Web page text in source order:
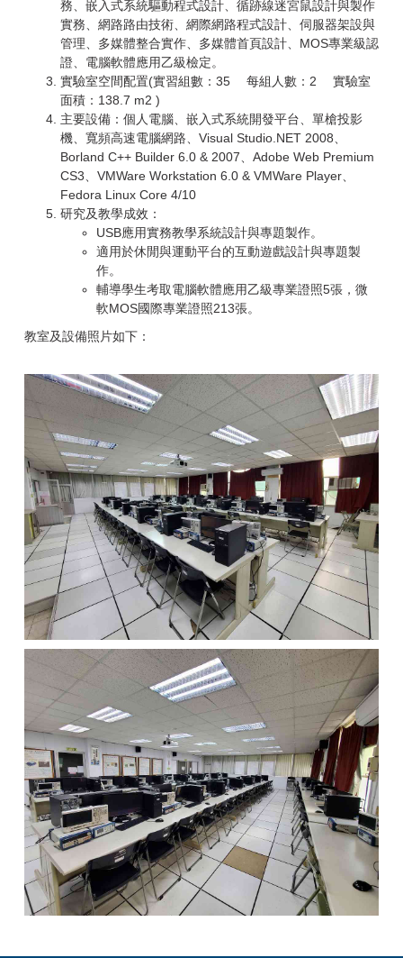
務、嵌入式系統驅動程式設計、循跡線迷宮鼠設計與製作
實務、網路路由技術、網際網路程式設計、伺服器架設與
管理、多媒體整合實作、多媒體首頁設計、MOS專業級認
證、電腦軟體應用乙級檢定。
實驗室空間配置(實習組數：35 每組人數：2 實驗室
面積：138.7 m2 )
主要設備：個人電腦、嵌入式系統開發平台、單槍投影
機、寬頻高速電腦網路、Visual Studio.NET 2008、
Borland C++ Builder 6.0 & 2007、Adobe Web Premium
CS3、VMWare Workstation 6.0 & VMWare Player、
Fedora Linux Core 4/10
研究及教學成效：
USB應用實務教學系統設計與專題製作。
適用於休閒與運動平台的互動遊戲設計與專題製
作。
輔導學生考取電腦軟體應用乙級專業證照5張，微
軟MOS國際專業證照213張。
教室及設備照片如下：